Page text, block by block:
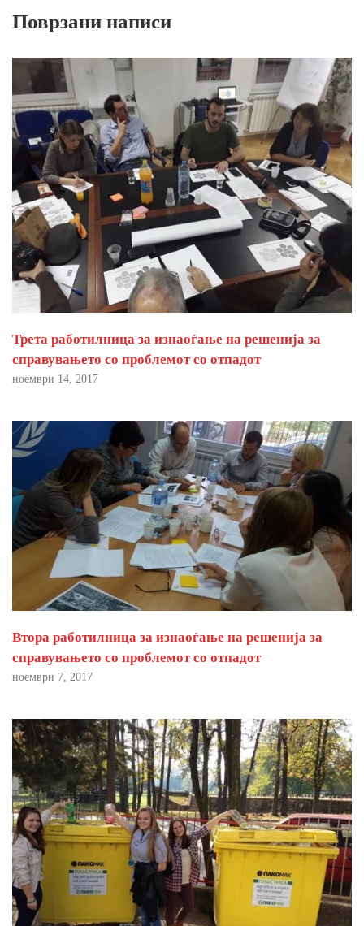
Поврзани написи
Трета работилница за изнаоѓање на решенија за
справувањето со проблемот со отпадот
ноември 14, 2017
Втора работилница за изнаоѓање на решенија за
справувањето со проблемот со отпадот
ноември 7, 2017